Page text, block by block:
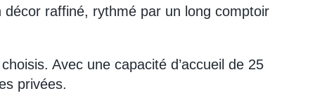
raffiné, rythmé par un long comptoir
Avec une capacité d’accueil de 25
privées.